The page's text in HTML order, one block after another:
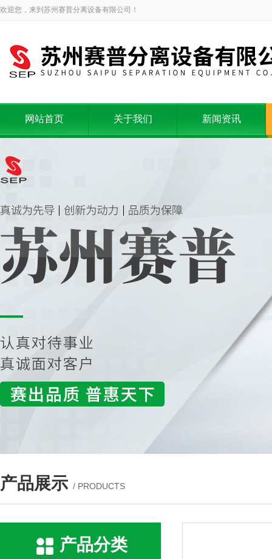
欢迎您，来到苏州赛普分离设备有限公司！
网站首页 关于我们 新闻资讯
产品展示 / PRODUCTS
产品分类